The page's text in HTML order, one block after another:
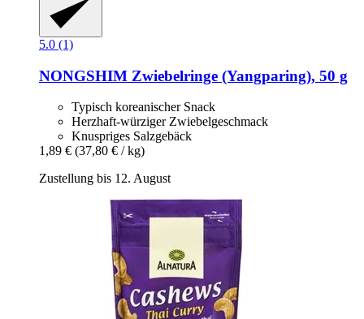
5.0 (1)
NONGSHIM Zwiebelringe (Yangparing), 50 g
Typisch koreanischer Snack
Herzhaft-würziger Zwiebelgeschmack
Knuspriges Salzgebäck
1,89 € (37,80 € / kg)
Zustellung bis 12. August